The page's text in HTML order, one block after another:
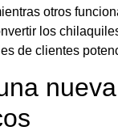
otros
los
de clientes